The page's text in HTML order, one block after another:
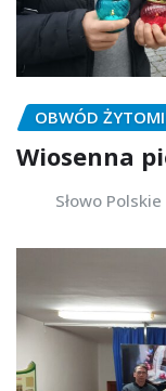
OBWÓD
Wiosenna
Słowo Polskie